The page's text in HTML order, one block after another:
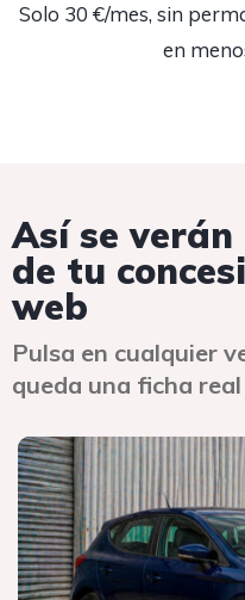
Solo 30 €/mes, sin
en
Así se verán
de tu
web
Pulsa en cualquier
queda una ficha